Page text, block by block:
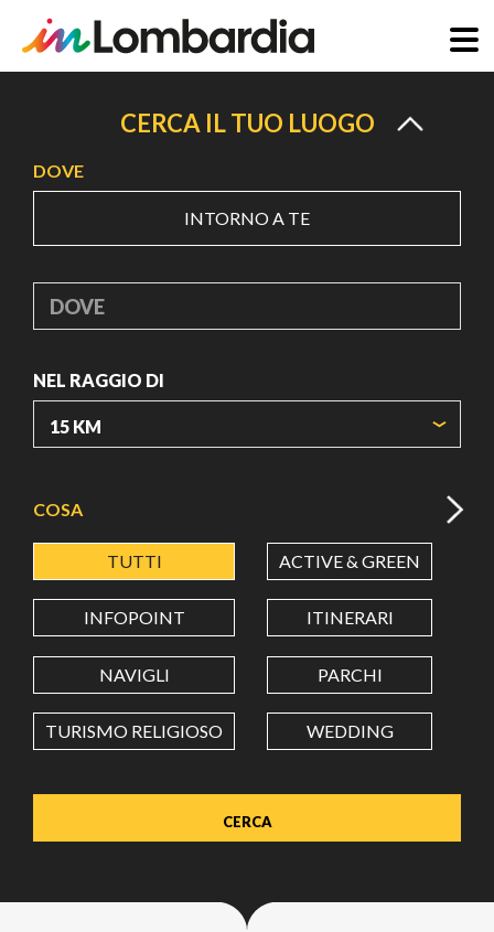
principale
CERCA IL TUO LUOGO
DOVE
INTORNO A TE
DOVE
NEL RAGGIO DI
LATITUDINE
LONGITUDINE
Value in decimal degrees. Use dot (.) as decimal separator.
COSA
TUTTI ACTIVE & GREEN
INFOPOINT ITINERARI
NAVIGLI PARCHI
TURISMO RELIGIOSO WEDDING